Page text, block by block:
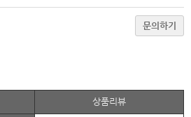
문의하기
상품리뷰